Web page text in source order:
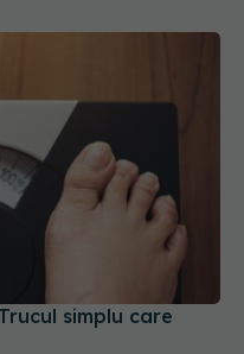
simplu care